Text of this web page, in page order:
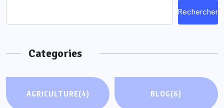
Rechercher
Categories
AGRICULTURE(4) BLOG(6)